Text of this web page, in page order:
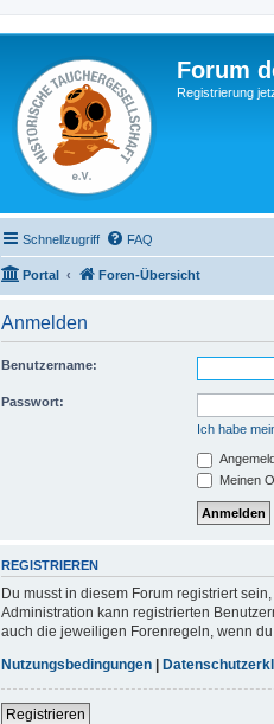
Forum
Registrierung
Schnellzugriff FAQ
Portal Foren-Übersicht
Anmelden
Benutzername:
Passwort:
Ich habe
Meinen
REGISTRIEREN
Du musst in diesem Forum registriert
Administration kann registrierten
auch die jeweiligen Forenregeln, wenn
Nutzungsbedingungen |
Registrieren